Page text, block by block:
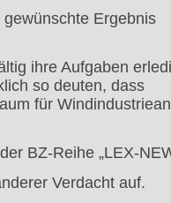
Ergebnis
ihre Aufgaben
so deuten, dass
für
BZ-Reihe „LEX-
Verdacht auf.